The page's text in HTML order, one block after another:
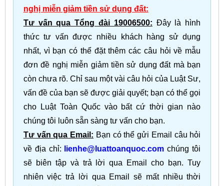
nghị miễn giảm tiền sử dụng đất:
Tư vấn qua Tổng đài 19006500: Đây là hình
thức tư vấn được nhiều khách hàng sử dụng
nhất, vì bạn có thể đặt thêm các câu hỏi về mẫu
đơn đề nghị miễn giảm tiền sử dụng đất mà bạn
còn chưa rõ. Chỉ sau một vài câu hỏi của Luật Sư,
vấn đề của bạn sẽ được giải quyết; bạn có thể gọi
cho Luật Toàn Quốc vào bất cứ thời gian nào
chúng tôi luôn sẵn sàng tư vấn cho bạn.
Tư vấn qua Email: Bạn có thể gửi Email câu hỏi
về địa chỉ:
lienhe@luattoanquoc.com chúng tôi
sẽ biên tập và trả lời qua Email cho bạn. Tuy
nhiên việc trả lời qua Email sẽ mất nhiều thời